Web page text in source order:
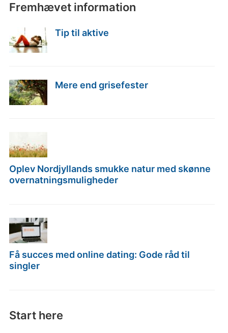
Fremhævet information
Tip til aktive
Mere end grisefester
Oplev Nordjyllands smukke natur med skønne
overnatningsmuligheder
Få succes med online dating: Gode råd til
singler
Start here